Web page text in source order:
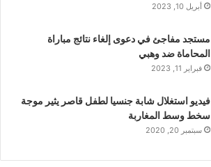
أبريل 10, 2023
مستجد مفاجئ في دعوى إلغاء نتائج مباراة
المحاماة ضد وهبي
فبراير 11, 2023
فيديو استغلال شابة جنسيا لطفل قاصر يثير موجة
سخط وسط المغاربة
سبتمبر 20, 2020